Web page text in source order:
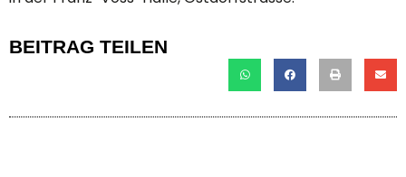
BEITRAG TEILEN